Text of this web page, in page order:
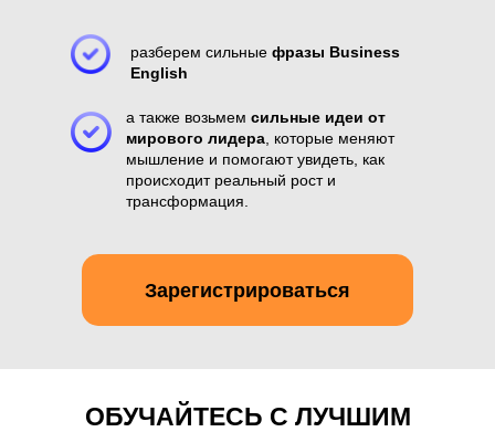
разберем сильные фразы Business
English
а также возьмем сильные идеи от
мирового лидера , которые меняют
мышление и помогают увидеть, как
происходит реальный рост и
трансформация.
Зарегистрироваться
ОБУЧАЙТЕСЬ С ЛУЧШИМ